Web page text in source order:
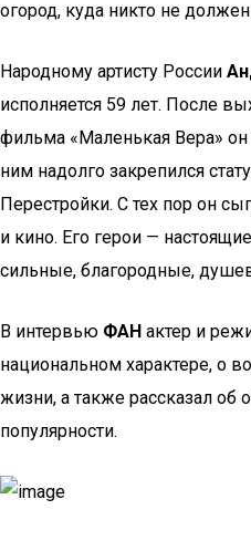
огород, куда никто не должен
Народному артисту России
исполняется 59 лет. После
фильма «Маленькая Вера»
ним надолго закрепился
Перестройки. С тех пор он
и кино. Его герои —
сильные, благородные,
В интервью ФАН актер и
национальном характере, о
жизни, а также рассказал об
популярности.